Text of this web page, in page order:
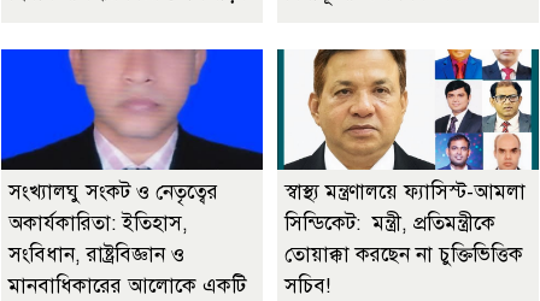
সংখ্যালঘু সংকট ও নেতৃত্বের
অকার্যকারিতা: ইতিহাস,
সংবিধান, রাষ্ট্রবিজ্ঞান ও
মানবাধিকারের আলোকে একটি
স্বাস্থ্য মন্ত্রণালয়ে ফ্যাসিস্ট-আমলা
সিন্ডিকেট: মন্ত্রী, প্রতিমন্ত্রীকে
তোয়াক্কা করছেন না চুক্তিভিত্তিক
সচিব!